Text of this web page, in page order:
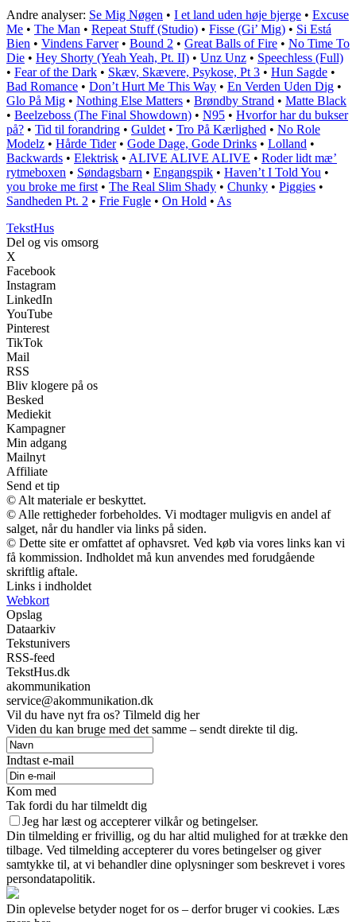
Andre analyser: Se Mig Nøgen • I et land uden høje bjerge • Excuse
Me • The Man • Repeat Stuff (Studio) • Fisse (Gi’ Mig) • Si Está
Bien • Vindens Farver• Bound 2 • Great Balls of Fire • No Time To
Die • Hey Shorty (Yeah Yeah, Pt. II) • Unz Unz • Speechless (Full)
• Fear of the Dark • Skæv, Skævere, Psykose, Pt 3 • Hun Sagde •
Bad Romance • Don’t Hurt Me This Way • En Verden Uden Dig •
Glo På Mig • Nothing Else Matters • Brøndby Strand • Matte Black
• Beelzeboss (The Final Showdown) • N95 • Hvorfor har du bukser
på? • Tid til forandring • Guldet • Tro På Kærlighed • No Role
Modelz • Hårde Tider• Gode Dage, Gode Drinks • Lolland •
Backwards • Elektrisk • ALIVE ALIVE ALIVE • Roder lidt mæ’
rytmeboxen • Søndagsbarn • Engangspik • Haven’t I Told You •
you broke me first • The Real Slim Shady • Chunky • Piggies •
Sandheden Pt. 2 • Frie Fugle • On Hold • As
TekstHus
Del og vis omsorg
X
Facebook
Instagram
LinkedIn
YouTube
Pinterest
TikTok
Mail
RSS
Bliv klogere på os
Besked
Mediekit
Kampagner
Min adgang
Mailnyt
Affiliate
Send et tip
© Alt materiale er beskyttet.
© Alle rettigheder forbeholdes. Vi modtager muligvis en andel af
salget, når du handler via links på siden.
© Dette site er omfattet af ophavsret. Ved køb via vores links kan vi
få kommission. Indholdet må kun anvendes med forudgående
skriftlig aftale.
Links i indholdet
Webkort
Opslag
Dataarkiv
Tekstunivers
RSS-feed
TekstHus.dk
akommunikation
service@akommunikation.dk
Vil du have nyt fra os? Tilmeld dig her
Viden du kan bruge med det samme – sendt direkte til dig.
Indtast e-mail
Kom med
Tak fordi du har tilmeldt dig
Jeg har læst og accepterer vilkår og betingelser.
Din tilmelding er frivillig, og du har altid mulighed for at trække den
tilbage. Ved tilmelding accepterer du vores betingelser og giver
samtykke til, at vi behandler dine oplysninger som beskrevet i vores
persondatapolitik.
Din oplevelse betyder noget for os – derfor bruger vi cookies. Læs